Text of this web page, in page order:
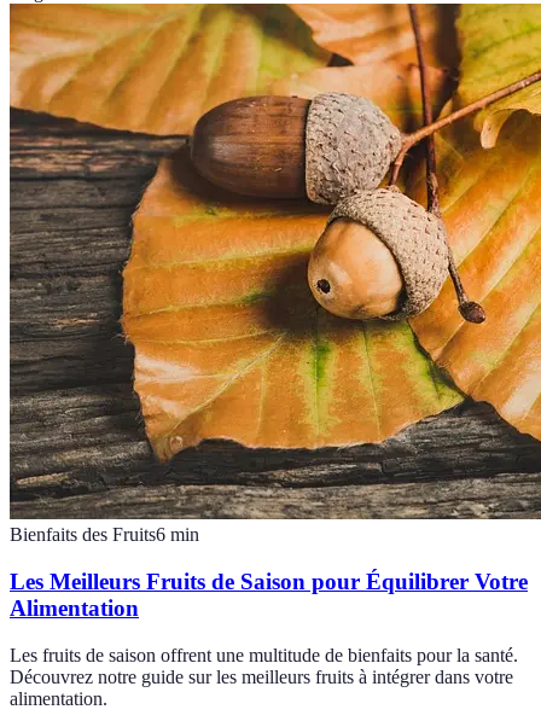
Bienfaits des Fruits6 min
Les Meilleurs Fruits de Saison pour Équilibrer Votre
Alimentation
Les fruits de saison offrent une multitude de bienfaits pour la santé.
Découvrez notre guide sur les meilleurs fruits à intégrer dans votre
alimentation.